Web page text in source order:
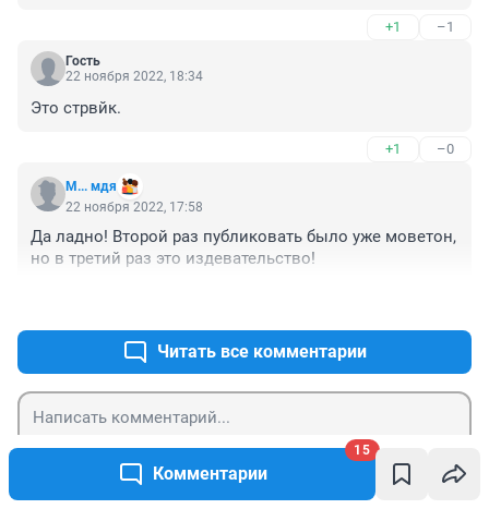
Комментарии
15
+1 –1
Гость
22 ноября 2022, 18:34
Это стрвйк.
+1 –0
М... мдя
22 ноября 2022, 17:58
Да ладно! Второй раз публиковать было уже моветон,
но в третий раз это издевательство!
Читать все комментарии
Отправить